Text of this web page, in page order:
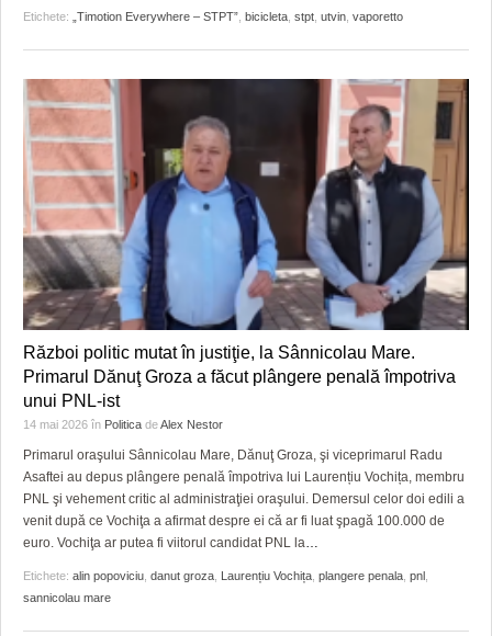
Etichete: „Timotion Everywhere – STPT” bicicleta stpt utvin vaporetto
Război politic mutat în justiţie, la Sânnicolau Mare.
Primarul Dănuţ Groza a făcut plângere penală împotriva
unui PNL-ist
14 mai 2026 în Politica deAlex Nestor
Primarul oraşului Sânnicolau Mare, Dănuţ Groza, şi viceprimarul Radu
Asaftei au depus plângere penală împotriva lui Laurențiu Vochița, membru
PNL şi vehement critic al administraţiei oraşului. Demersul celor doi edili a
venit după ce Vochiţa a afirmat despre ei că ar fi luat şpagă 100.000 de
euro. Vochiţa ar putea fi viitorul candidat PNL la…
Etichete: alin popoviciu, danut groza, Laurențiu Vochița, plangere penala, pnl ,
sannicolau mare